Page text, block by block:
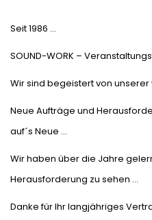
Seit 1986 …
SOUND-WORK –
Wir sind begeistert von
Neue Aufträge und
auf´s Neue …
Wir haben über die Jahre
Herausforderung zu sehen …
Danke für Ihr langjähriges